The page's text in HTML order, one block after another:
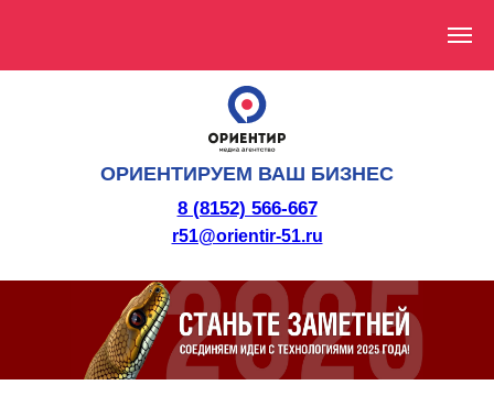
r51@orientir-51.ru
8 (8152) 566-667
ОРИЕНТИРУЕМ ВАШ БИЗНЕС